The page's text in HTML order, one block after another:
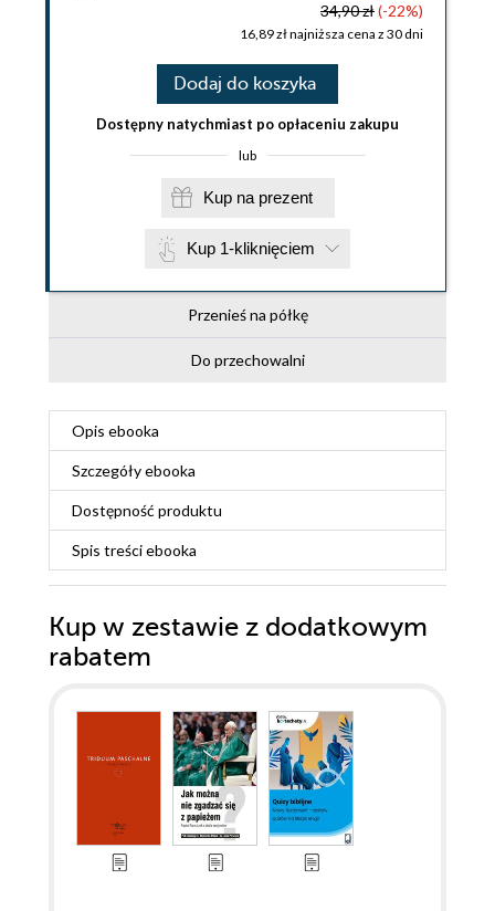
34,90 zł(-22%)
16,89 zł najniższa cena z 30 dni
Dodaj do koszyka
Dostępny natychmiast po opłaceniu zakupu
lub
Kup na prezent
Kup 1-kliknięciem
Przenieś na półkę
Do przechowalni
Opis ebooka
Szczegółyebooka
Dostępność produktu
Spis treściebooka
Kup w zestawie z dodatkowym
rabatem